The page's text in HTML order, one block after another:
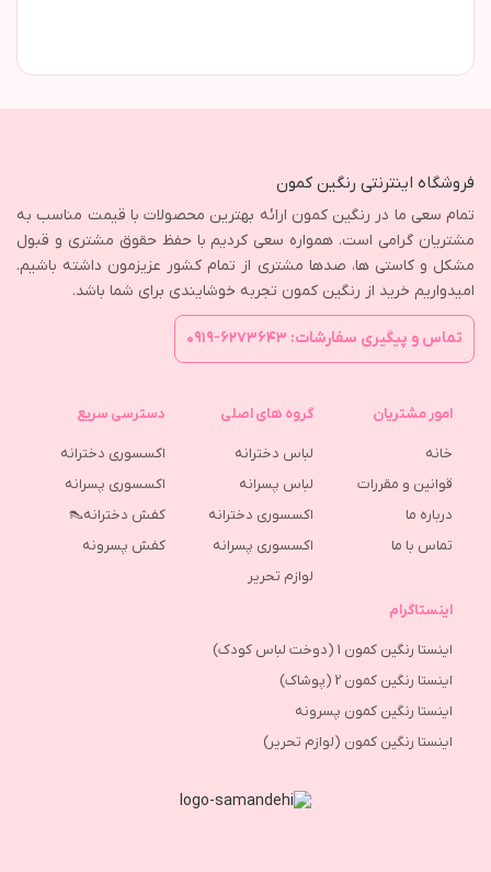
فروشگاه اینترنتی رنگین کمون
تمام سعی ما در رنگین کمون ارائه بهترین محصولات با قیمت مناسب به
مشتریان گرامی است. همواره سعی کردیم با حفظ حقوق مشتری و قبول
مشکل و کاستی ها، صدها مشتری از تمام کشور عزیزمون داشته باشیم.
امیدواریم خرید از رنگین کمون تجربه خوشایندی برای شما باشد.
تماس و پیگیری سفارشات: ۶۲۷۳۶۴۳-۰۹۱۹
امور مشتریان
خانه
قوانین و مقررات
درباره ما
تماس با ما
گروه های اصلی
لباس دخترانه
لباس پسرانه
اکسسوری دخترانه
اکسسوری پسرانه
لوازم تحریر
دسترسی سریع
اکسسوری دخترانه
اکسسوری پسرانه
کفش دخترانه👠
كفش پسرونه
اینستاگرام
اینستا رنگین کمون 1 (دوخت لباس کودک)
اینستا رنگین کمون 2 (پوشاک)
اینستا رنگین کمون پسرونه
اینستا رنگین کمون (لوازم تحریر)